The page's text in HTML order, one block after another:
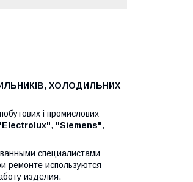
ХОЛОДИЛЬНИХ
і промислових
, "Siemens",
специалистами
ремонте используются
изделия.